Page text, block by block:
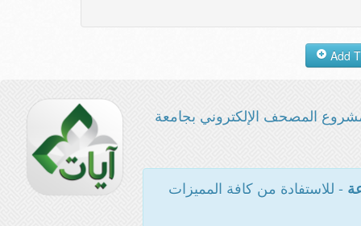
المصحف الإلكتروني بجامعة
- للاستفادة من كافة المميزات